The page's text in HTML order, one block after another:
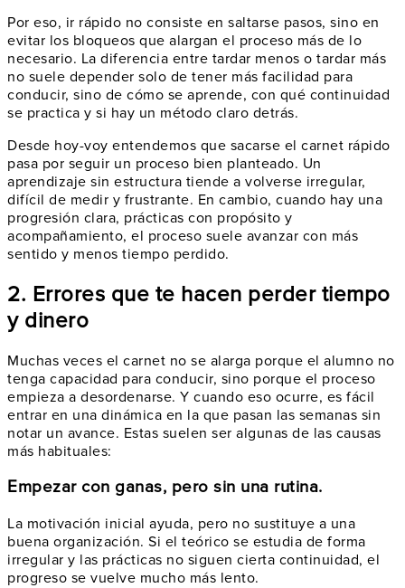
Por eso, ir rápido no consiste en saltarse pasos, sino en
evitar los bloqueos que alargan el proceso más de lo
necesario. La diferencia entre tardar menos o tardar más
no suele depender solo de tener más facilidad para
conducir, sino de cómo se aprende, con qué continuidad
se practica y si hay un método claro detrás.
Desde hoy-voy entendemos que sacarse el carnet rápido
pasa por seguir un proceso bien planteado. Un
aprendizaje sin estructura tiende a volverse irregular,
difícil de medir y frustrante. En cambio, cuando hay una
progresión clara, prácticas con propósito y
acompañamiento, el proceso suele avanzar con más
sentido y menos tiempo perdido.
2. Errores que te hacen perder tiempo
y dinero
Muchas veces el carnet no se alarga porque el alumno no
tenga capacidad para conducir, sino porque el proceso
empieza a desordenarse. Y cuando eso ocurre, es fácil
entrar en una dinámica en la que pasan las semanas sin
notar un avance. Estas suelen ser algunas de las causas
más habituales:
Empezar con ganas, pero sin una rutina.
La motivación inicial ayuda, pero no sustituye a una
buena organización. Si el teórico se estudia de forma
irregular y las prácticas no siguen cierta continuidad, el
progreso se vuelve mucho más lento.